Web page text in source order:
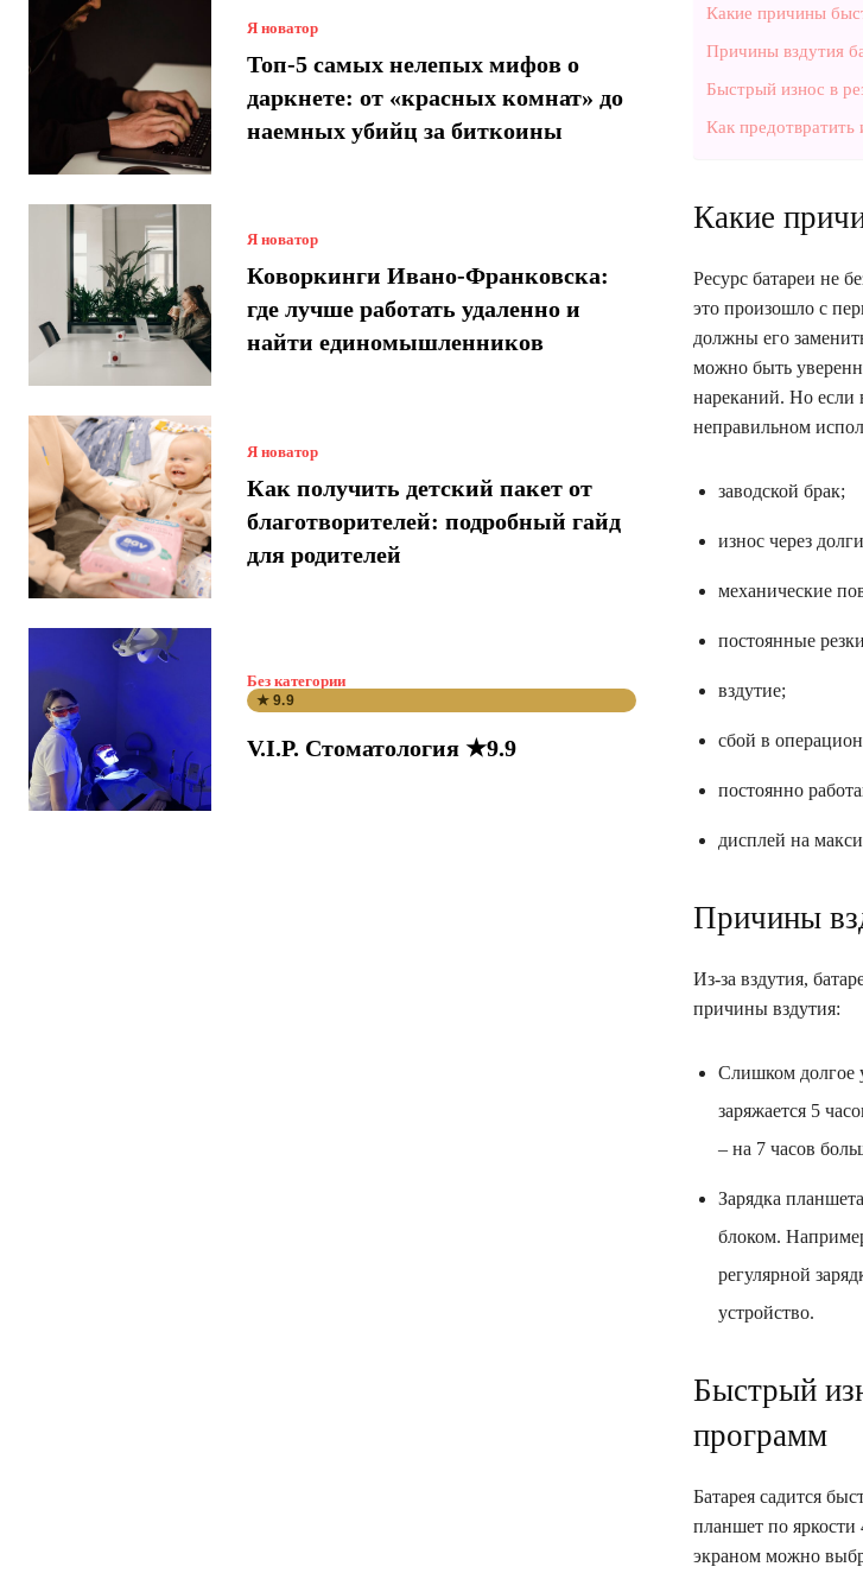
Я новатор
Топ-5 самых нелепых мифов о
даркнете: от «красных комнат» до
наемных убийц за биткоины
Я новатор
Коворкинги Ивано-Франковска:
где лучше работать удаленно и
найти единомышленников
Я новатор
Как получить детский пакет от
благотворителей: подробный гайд
для родителей
Без категории
★ 9.9
V.I.P. Стоматология ★9.9
Какие причины
Причины вздутия
Быстрый износ в
Как предотвратить
Какие
Ресурс батареи не
это произошло с
должны его
можно быть
нареканий. Но если
неправильном
заводской брак;
износ через
механические
постоянные
вздутие;
сбой в
постоянно
дисплей на
Причины
Из-за вздутия,
причины вздутия:
Слишком долгое
заряжается 5
– на 7 часов
Зарядка
блоком.
регулярной
устройство.
Быстрый
программ
Батарея садится
планшет по
экраном можно